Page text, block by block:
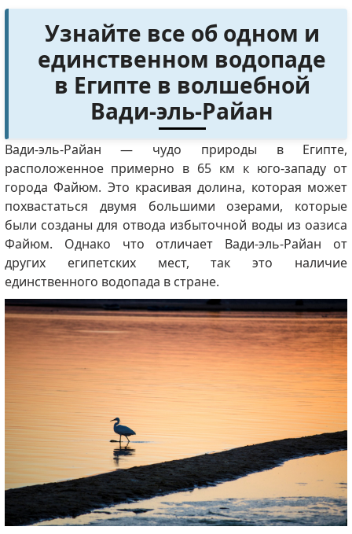
Узнайте все об одном и
единственном водопаде
в Египте в волшебной
Вади-эль-Райан
Вади-эль-Райан — чудо природы в Египте,
расположенное примерно в 65 км к юго-западу от
города Файюм. Это красивая долина, которая может
похвастаться двумя большими озерами, которые
были созданы для отвода избыточной воды из оазиса
Файюм. Однако что отличает Вади-эль-Райан от
других египетских мест, так это наличие
единственного водопада в стране.